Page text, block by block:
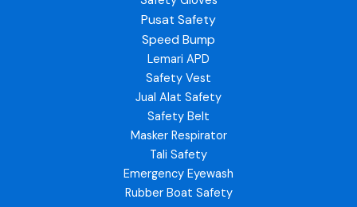
Pusat Safety
Speed Bump
Lemari APD
Safety Vest
Jual Alat Safety
Safety Belt
Masker Respirator
Tali Safety
Emergency Eyewash
Rubber Boat Safety